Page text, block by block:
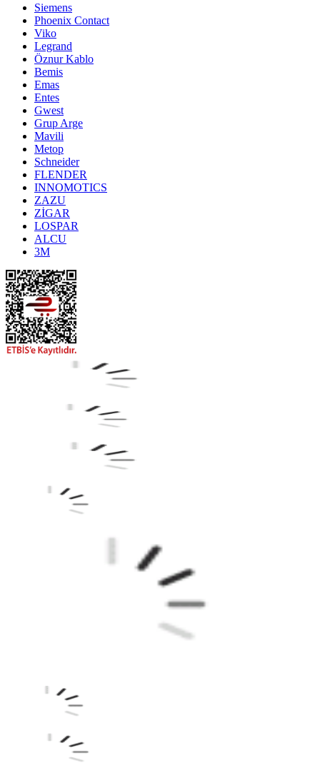
Siemens
Phoenix Contact
Viko
Legrand
Öznur Kablo
Bemis
Emas
Entes
Gwest
Grup Arge
Mavili
Metop
Schneider
FLENDER
INNOMOTICS
ZAZU
ZİGAR
LOSPAR
ALCU
3M